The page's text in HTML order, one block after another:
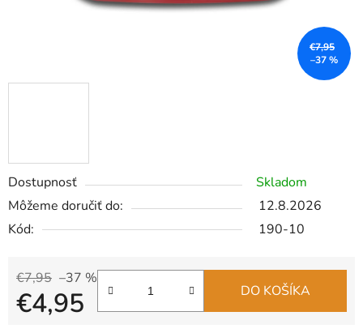
Dostupnosť
Skladom
Môžeme doručiť do:
12.8.2026
Kód:
190-10
€7,95 –37 %
€4,95 DO KOŠÍKA
€7,95
–37 %